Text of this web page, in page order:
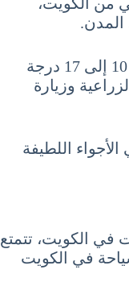
المدن.
درجات الحرارة في يناير تتراوح بين 10 إلى 17 درجة
وزيارة
اللطيفة
في الكويت، تتمتع
في الكويت